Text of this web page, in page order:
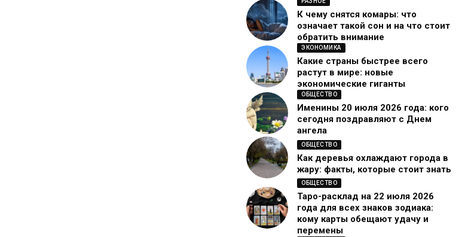
К чему снятся комары: что
означает такой сон и на что стоит
обратить внимание
ЭКОНОМИКА
Какие страны быстрее всего
растут в мире: новые
экономические гиганты
ОБЩЕСТВО
Именины 20 июля 2026 года: кого
сегодня поздравляют с Днем
ангела
ОБЩЕСТВО
Как деревья охлаждают города в
жару: факты, которые стоит знать
ОБЩЕСТВО
Таро-расклад на 22 июля 2026
года для всех знаков зодиака:
кому карты обещают удачу и
перемены